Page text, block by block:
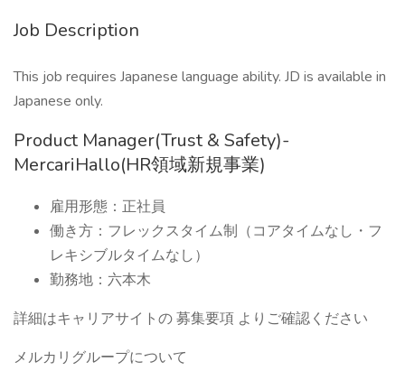
Job Description
This job requires Japanese language ability. JD is available in
Japanese only.
Product Manager(Trust & Safety)-
MercariHallo(HR領域新規事業)
雇用形態：正社員
働き方：フレックスタイム制（コアタイムなし・フ
レキシブルタイムなし）
勤務地：六本木
詳細はキャリアサイトの 募集要項 よりご確認ください
メルカリグループについて